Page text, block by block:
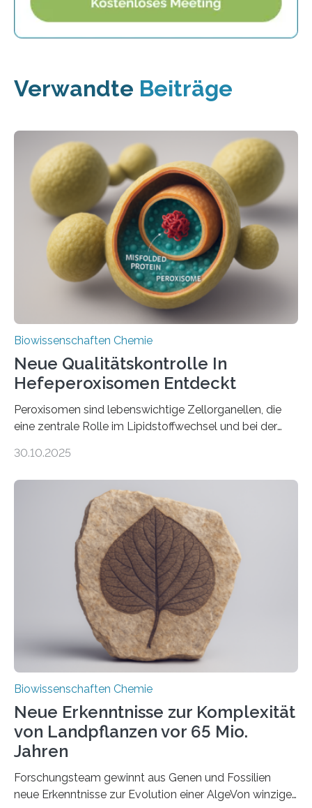
Verwandte Beiträge
Biowissenschaften Chemie
Neue Qualitätskontrolle In
Hefeperoxisomen Entdeckt
Peroxisomen sind lebenswichtige Zellorganellen, die
eine zentrale Rolle im Lipidstoffwechsel und bei der
erfüllen können, müssen zahlreiche Enzyme präzise in
der Ruhr-Universität Bochum um Prof. Dr. Ralf Erdmann
und Dr. Ismaila Francis Yusuf hat nun einen bislang
unbekannten Qualitätskontrollmechanismus des
peroxisomalen Proteintransports in der Bäckerhefe
Saccharomyces cerevisiae entdeckt, der für die
Funktionsfähigkeit der Organellen entscheidend ist. Die
Studie wurde am 28. Oktober 2025 in der
Fachzeitschrift…
30.10.2025
Biowissenschaften Chemie
Neue Erkenntnisse zur Komplexität
von Landpflanzen vor 65 Mio.
Jahren
Forschungsteam gewinnt aus Genen und Fossilien
neue Erkenntnisse zur Evolution einer AlgeVon winzigen